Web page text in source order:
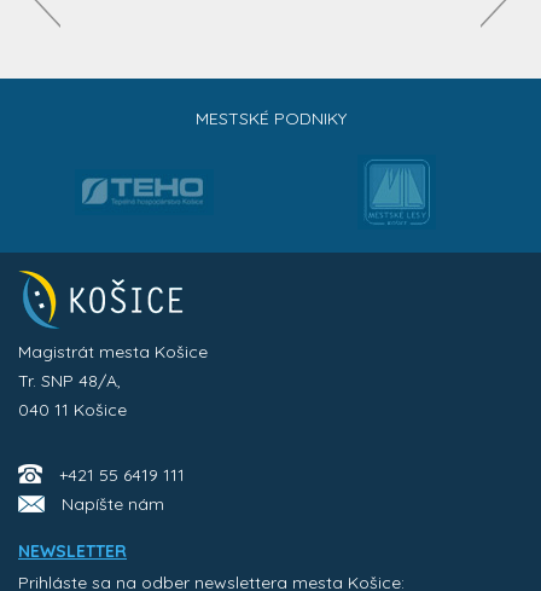
MESTSKÉ PODNIKY
Magistrát mesta Košice
Tr. SNP 48/A,
040 11 Košice
+421 55 6419 111
Napíšte nám
NEWSLETTER
Prihláste sa na odber newslettera mesta Košice: